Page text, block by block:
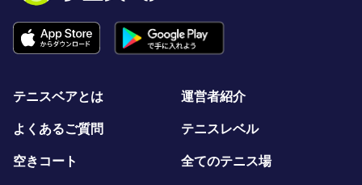
テニスベアとは 運営者紹介
よくあるご質問 テニスレベル
空きコート 全てのテニス場